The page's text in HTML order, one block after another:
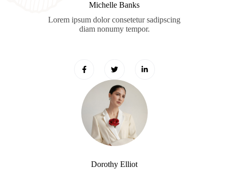
Michelle Banks
Lorem ipsum dolor consetetur sadipscing
diam nonumy tempor.
Dorothy Elliot